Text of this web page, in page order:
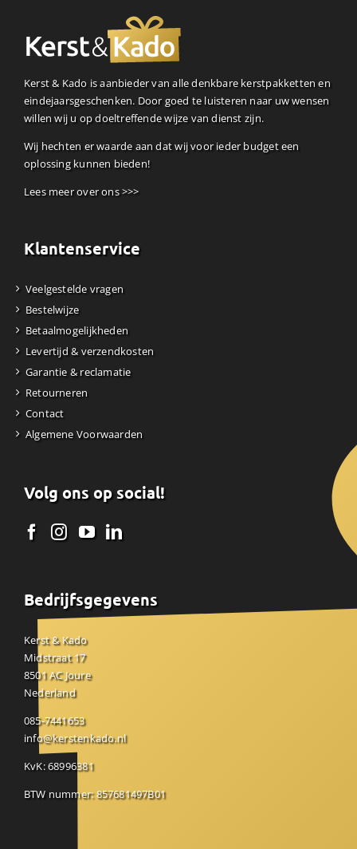
Kerst & Kado is aanbieder van alle denkbare kerstpakketten en
eindejaarsgeschenken. Door goed te luisteren naar uw wensen
willen wij u op doeltreffende wijze van dienst zijn.
Wij hechten er waarde aan dat wij voor ieder budget een
oplossing kunnen bieden!
Lees meer over ons >>>
Klantenservice
Veelgestelde vragen
Bestelwijze
Betaalmogelijkheden
Levertijd & verzendkosten
Garantie & reclamatie
Retourneren
Contact
Algemene Voorwaarden
Volg ons op social!
Bedrijfsgegevens
Kerst & Kado
Midstraat 17
8501 AC Joure
Nederland
085-7441653
info@kerstenkado.nl
KvK: 68996381
BTW nummer: 857681497B01